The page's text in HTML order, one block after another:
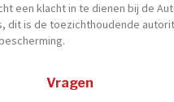
een klacht in te dienen bij de
dit is de toezichthoudende
Vragen